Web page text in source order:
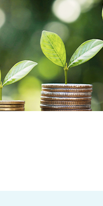
定期的な資産配分の見直し
リバランス